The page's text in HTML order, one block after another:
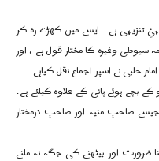
تنزیہی ہے ۔ ایسے میں کھڑے رہ کر
سیوطی وغیرہ کا مختار قول ہے ، اور
حلبی نے اسپر اجماع نقل کیاہے۔
بچے ہوئے پانی کے علاوہ کیلئے ہے۔
صاحبِ منیہ اور صاحبِ درمختار
ضرورت اور بیٹھنے کی جگہ نہ ملنے